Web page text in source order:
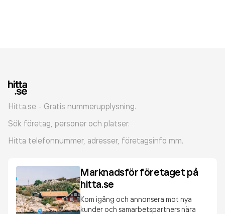
Hitta.se - Gratis nummerupplysning.
Sök företag, personer och platser.
Hitta telefonnummer, adresser, företagsinfo mm.
Marknadsför företaget på
hitta.se
Kom igång och annonsera mot nya
kunder och samarbetspartners nära